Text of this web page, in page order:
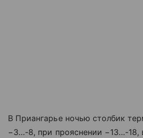
В Приангарье ночью столбик
−3…-8, при прояснении −13…-18,